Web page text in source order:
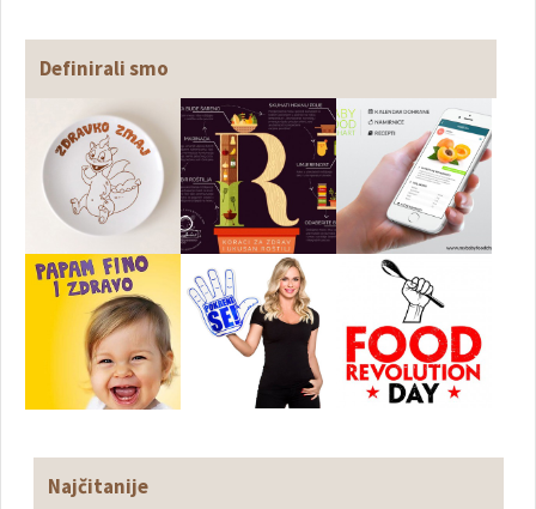
Definirali smo
Najčitanije